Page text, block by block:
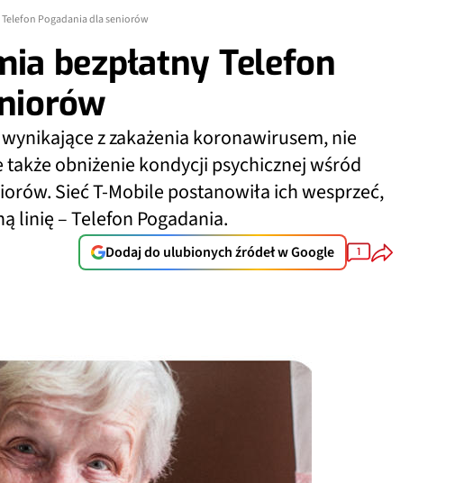
Pogadania dla seniorów
bezpłatny Telefon
z zakażenia koronawirusem, nie
obniżenie kondycji psychicznej wśród
Sieć T-Mobile postanowiła ich wesprzeć,
linię – Telefon Pogadania.
Dodaj do ulubionych źródeł w Google 1